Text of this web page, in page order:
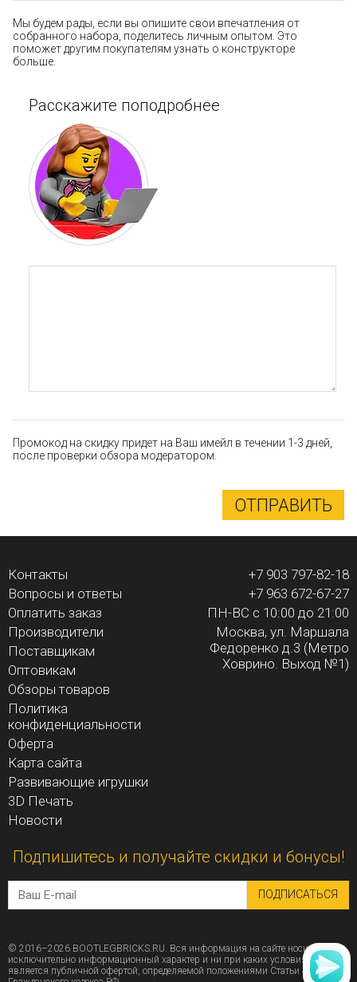
Мы будем рады, если вы опишите свои впечатления от
собранного набора, поделитесь личным опытом. Это
поможет другим покупателям узнать о конструкторе
больше.
Расскажите поподробнее
Промокод на скидку придет на Ваш имейл в течении 1-3 дней,
после проверки обзора модератором.
ОТПРАВИТЬ
Контакты
Вопросы и ответы
Оплатить заказ
Производители
Поставщикам
Оптовикам
Обзоры товаров
Политика
конфиденциальности
Оферта
Карта сайта
Развивающие игрушки
3D Печать
Новости
+7 903 797-82-18
+7 963 672-67-27
ПН-ВС с 10:00 до 21:00
Москва, ул. Маршала
Федоренко д.3 (Метро
Ховрино. Выход №1)
Подпишитесь и получайте скидки и бонусы!
ПОДПИСАТЬСЯ
© 2016–2026 BOOTLEGBRICKS.RU. Вся информация на сайте носит
исключительно информационный характер и ни при каких условиях не
является публичной офертой, определяемой положениями Статьи 437 (2)